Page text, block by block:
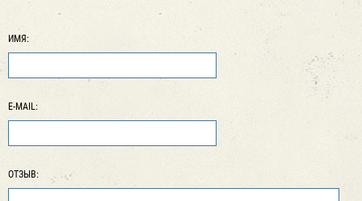
ИМЯ:
E-MAIL:
ОТЗЫВ: